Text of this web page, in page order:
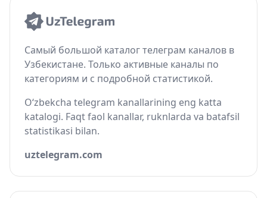
Самый большой каталог телеграм каналов в
Узбекистане. Только активные каналы по
категориям и с подробной статистикой.
O‘zbekcha telegram kanallarining eng katta
katalogi. Faqt faol kanallar, ruknlarda va batafsil
statistikasi bilan.
uztelegram.com